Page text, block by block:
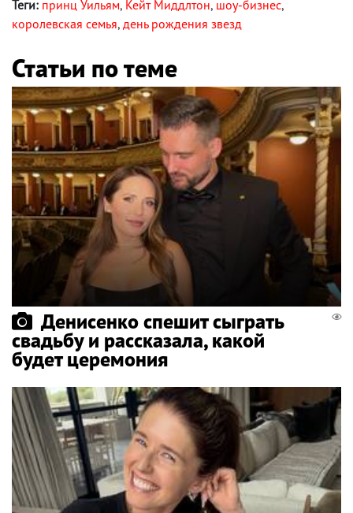
Теги: принц Уильям, Кейт Миддлтон, шоу-бизнес,
королевская семья, день рождения звезд
Статьи по теме
Денисенко спешит сыграть
свадьбу и рассказала, какой
будет церемония